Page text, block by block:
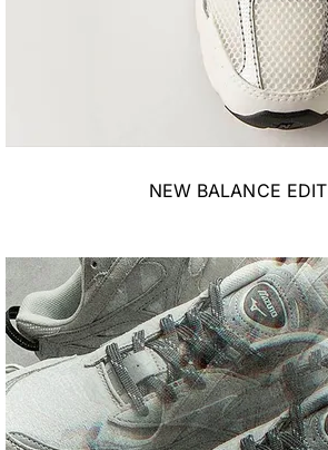
NEW BALANCE EDIT